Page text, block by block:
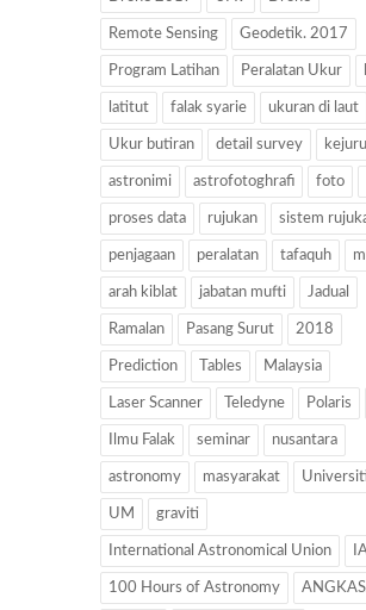
Remote Sensing Geodetik. 2017
Program Latihan Peralatan Ukur
latitut falak syarie ukuran di laut
Ukur butiran detail survey
astronimi astrofotoghrafi foto
proses data rujukan sistem
penjagaan peralatan tafaquh
arah kiblat jabatan mufti Jadual
Ramalan Pasang Surut 2018
Prediction Tables Malaysia
Laser Scanner Teledyne Polaris
Ilmu Falak seminar nusantara
astronomy masyarakat
UM graviti
International Astronomical Union
100 Hours of Astronomy